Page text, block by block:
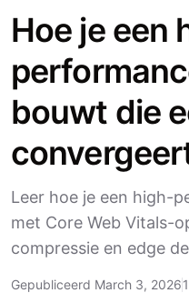
Hoe je een
bouwt die
Leer hoe je een high-
met Core Web Vitals-
compressie en edge
Gepubliceerd March 3, 2026